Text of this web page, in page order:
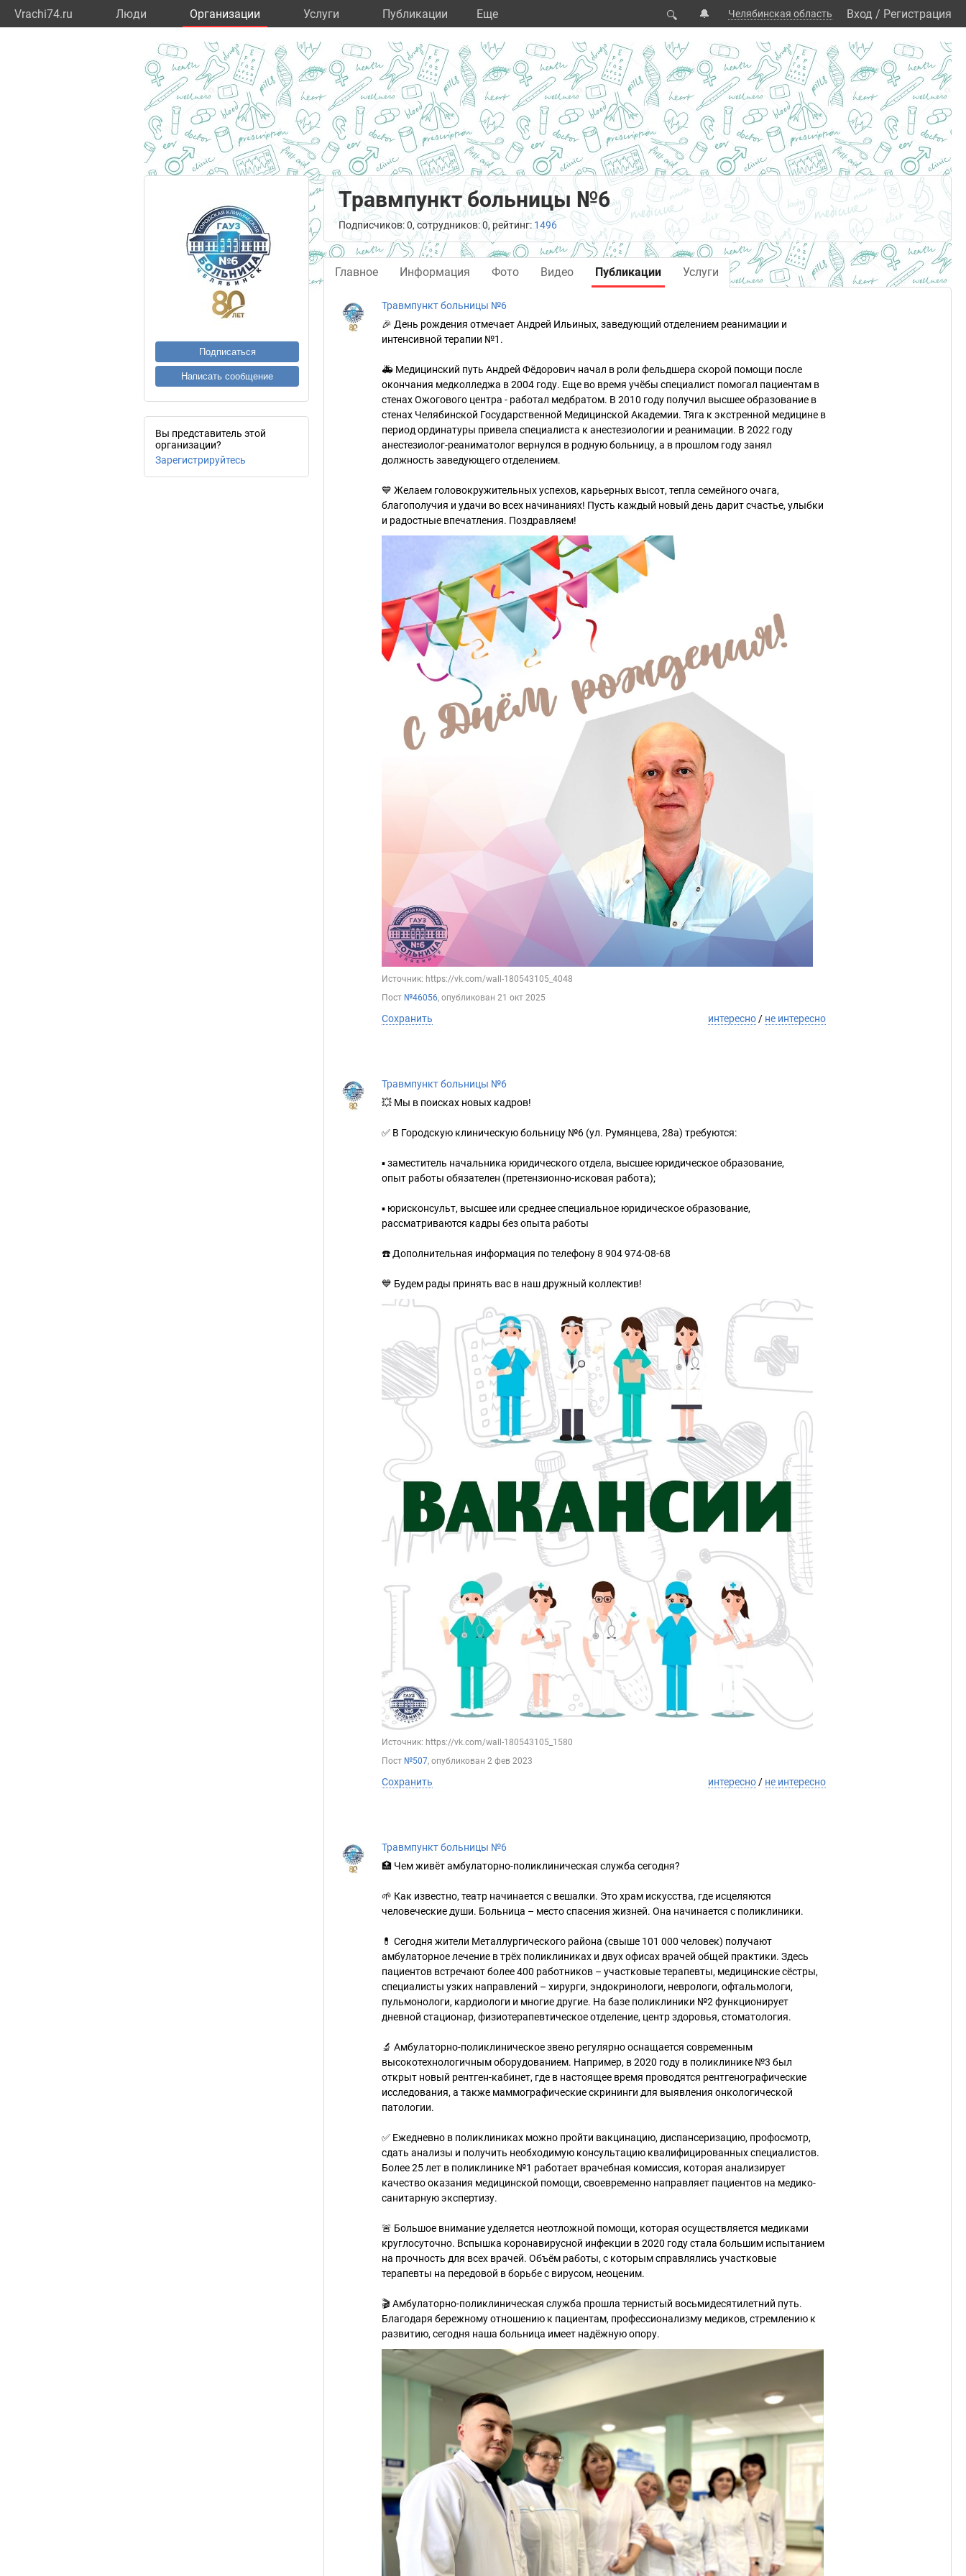
Vrachi74.ru Люди Организации Услуги Публикации Eще 🔍 🔔 Челябинская область Вход / Регистрация
Подписаться
Написать сообщение
Вы представитель этой
организации?
Зарегистрируйтесь
Травмпункт больницы №6
Подписчиков: 0, сотрудников: 0, рейтинг: 1496
Главное Информация Фото Видео Публикации Услуги
Травмпункт больницы №6
🎉 День рождения отмечает Андрей Ильиных, заведующий отделением реанимации и
интенсивной терапии №1.
🚑 Медицинский путь Андрей Фёдорович начал в роли фельдшера скорой помощи после
окончания медколледжа в 2004 году. Еще во время учёбы специалист помогал пациентам в
стенах Ожогового центра - работал медбратом. В 2010 году получил высшее образование в
стенах Челябинской Государственной Медицинской Академии. Тяга к экстренной медицине в
период ординатуры привела специалиста к анестезиологии и реанимации. В 2022 году
анестезиолог-реаниматолог вернулся в родную больницу, а в прошлом году занял
должность заведующего отделением.
💙 Желаем головокружительных успехов, карьерных высот, тепла семейного очага,
благополучия и удачи во всех начинаниях! Пусть каждый новый день дарит счастье, улыбки
и радостные впечатления. Поздравляем!
Источник: https://vk.com/wall-180543105_4048
Пост №46056, опубликован 21 окт 2025
Сохранить интересно / не интересно
Травмпункт больницы №6
💥 Мы в поисках новых кадров!
✅ В Городскую клиническую больницу №6 (ул. Румянцева, 28а) требуются:
▪️ заместитель начальника юридического отдела, высшее юридическое образование,
опыт работы обязателен (претензионно-исковая работа);
▪️ юрисконсульт, высшее или среднее специальное юридическое образование,
рассматриваются кадры без опыта работы
☎️ Дополнительная информация по телефону 8 904 974-08-68
💙 Будем рады принять вас в наш дружный коллектив!
Источник: https://vk.com/wall-180543105_1580
Пост №507, опубликован 2 фев 2023
Сохранить интересно / не интересно
Травмпункт больницы №6
🏥 Чем живёт амбулаторно-поликлиническая служба сегодня?
🌱 Как известно, театр начинается с вешалки. Это храм искусства, где исцеляются
человеческие души. Больница – место спасения жизней. Она начинается с поликлиники.
💊 Сегодня жители Металлургического района (свыше 101 000 человек) получают
амбулаторное лечение в трёх поликлиниках и двух офисах врачей общей практики. Здесь
пациентов встречают более 400 работников – участковые терапевты, медицинские сёстры,
специалисты узких направлений – хирурги, эндокринологи, неврологи, офтальмологи,
пульмонологи, кардиологи и многие другие. На базе поликлиники №2 функционирует
дневной стационар, физиотерапевтическое отделение, центр здоровья, стоматология.
🔬 Амбулаторно-поликлиническое звено регулярно оснащается современным
высокотехнологичным оборудованием. Например, в 2020 году в поликлинике №3 был
открыт новый рентген-кабинет, где в настоящее время проводятся рентгенографические
исследования, а также маммографические скрининги для выявления онкологической
патологии.
✅ Ежедневно в поликлиниках можно пройти вакцинацию, диспансеризацию, профосмотр,
сдать анализы и получить необходимую консультацию квалифицированных специалистов.
Более 25 лет в поликлинике №1 работает врачебная комиссия, которая анализирует
качество оказания медицинской помощи, своевременно направляет пациентов на медико-
санитарную экспертизу.
🚨 Большое внимание уделяется неотложной помощи, которая осуществляется медиками
круглосуточно. Вспышка коронавирусной инфекции в 2020 году стала большим испытанием
на прочность для всех врачей. Объём работы, с которым справлялись участковые
терапевты на передовой в борьбе с вирусом, неоценим.
🎬 Амбулаторно-поликлиническая служба прошла тернистый восьмидесятилетний путь.
Благодаря бережному отношению к пациентам, профессионализму медиков, стремлению к
развитию, сегодня наша больница имеет надёжную опору.